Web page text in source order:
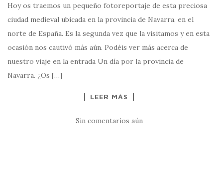
Hoy os traemos un pequeño fotoreportaje de esta preciosa
ciudad medieval ubicada en la provincia de Navarra, en el
norte de España. Es la segunda vez que la visitamos y en esta
ocasión nos cautivó más aún. Podéis ver más acerca de
nuestro viaje en la entrada Un día por la provincia de
Navarra. ¿Os […]
LEER MÁS
Sin comentarios aún